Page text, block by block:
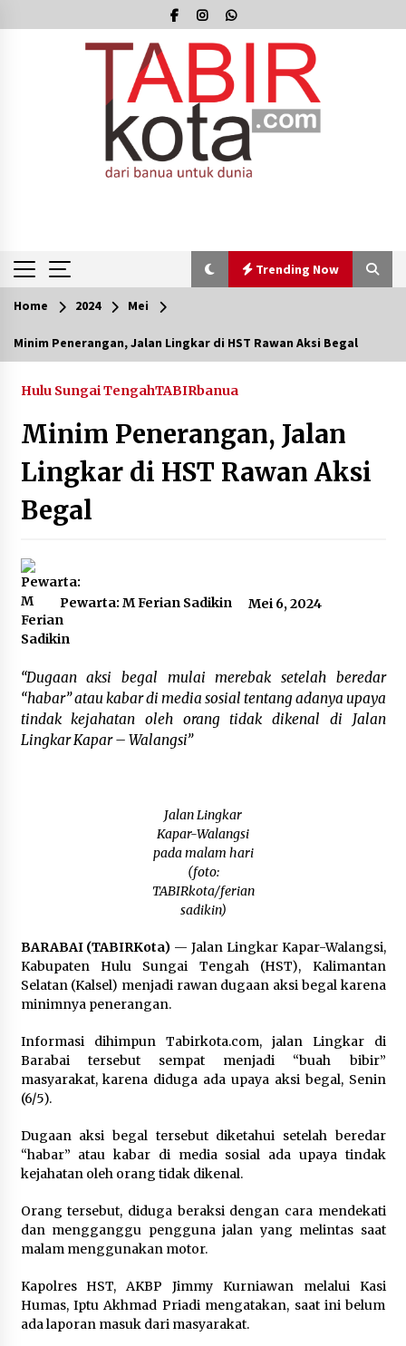
to
Trending Now
Trending Now
Utara Pelajari Inovasi Sampah dan Edukasi
Pranikah
Agustus 7, 2026
Ketika Pasien Dianggap Beban: Runtuhnya
Empati dan Etika Dokter di Ruang Digital
Agustus 6, 2026
Kembangkan Menu Pangan Lokal, TP PKK
Balangan Boyong Trofi Juara Pertama Lomba
B2SA Kalsel
Program Pelatihan Operator Alat Berat GTO
Agustus 6, 2026
HUT ke-51, Indocement Perkuat Inovasi dan
Keberlanjutan Masa Depan Lebih Hijau
Agustus 6, 2026
Hari Kedua Kaji Tiru di DIY, Bupati Barito Utara
Pimpin Kunker ke Pemkab Gunung Kidul
Agustus 5, 2026
Eksekusi Putusan PN, Kejari Kotabaru Setor
PNBP 400 Juta dari Kasus Tambang Ilegal
Agustus 5, 2026
Sekda Tapin Komitmen Tingkatkan Layanan
Kesehatan
Agustus 4, 2026
Kejari HST Musnahkan Barang Bukti 27 Perkara
Inkracht van Gewisjde
Agustus 4, 2026
Pelajar di HST Musnahkan Barang Bukti
Kejaksaan, Ada Apa?
Agustus 4, 2026
Home 2024 Mei
Minim Penerangan, Jalan Lingkar di HST Rawan Aksi Begal
Hulu Sungai TengahTABIRbanua
Minim Penerangan, Jalan
Lingkar di HST Rawan Aksi
Begal
Pewarta: M Ferian Sadikin Mei 6, 2024
“Dugaan aksi begal mulai merebak setelah beredar
“habar” atau kabar di media sosial tentang adanya upaya
tindak kejahatan oleh orang tidak dikenal di Jalan
Lingkar Kapar – Walangsi”
Jalan Lingkar
Kapar-Walangsi
pada malam hari
(foto:
TABIRkota/ferian
sadikin)
BARABAI (TABIRKota) — Jalan Lingkar Kapar-Walangsi,
Kabupaten Hulu Sungai Tengah (HST), Kalimantan
Selatan (Kalsel) menjadi rawan dugaan aksi begal karena
minimnya penerangan.
Informasi dihimpun Tabirkota.com, jalan Lingkar di
Barabai tersebut sempat menjadi “buah bibir”
masyarakat, karena diduga ada upaya aksi begal, Senin
(6/5).
Dugaan aksi begal tersebut diketahui setelah beredar
“habar” atau kabar di media sosial ada upaya tindak
kejahatan oleh orang tidak dikenal.
Orang tersebut, diduga beraksi dengan cara mendekati
dan mengganggu pengguna jalan yang melintas saat
malam menggunakan motor.
Kapolres HST, AKBP Jimmy Kurniawan melalui Kasi
Humas, Iptu Akhmad Priadi mengatakan, saat ini belum
ada laporan masuk dari masyarakat.